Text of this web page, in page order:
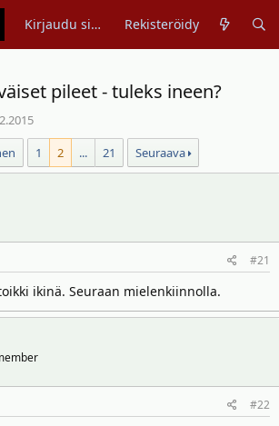
Kirjaudu sisään Rekisteröidy
pileet - tuleks ineen?
1 2 ... 21 Seuraava
#21
ikinä. Seuraan mielenkiinnolla.
#22